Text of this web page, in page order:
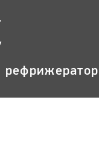
рефрижератор